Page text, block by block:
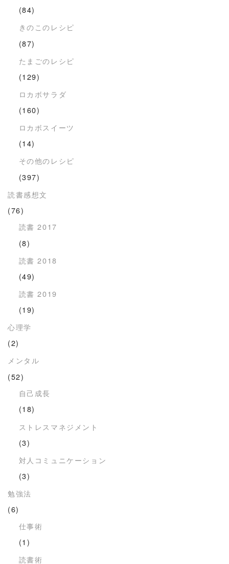
(84)
きのこのレシピ
(87)
たまごのレシピ
(129)
ロカボサラダ
(160)
ロカボスイーツ
(14)
その他のレシピ
(397)
読書感想文
(76)
読書 2017
(8)
読書 2018
(49)
読書 2019
(19)
心理学
(2)
メンタル
(52)
自己成長
(18)
ストレスマネジメント
(3)
対人コミュニケーション
(3)
勉強法
(6)
仕事術
(1)
読書術